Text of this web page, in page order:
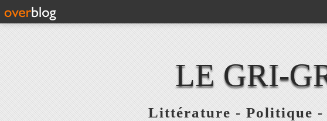
LE GRI-
Littérature - Politique -